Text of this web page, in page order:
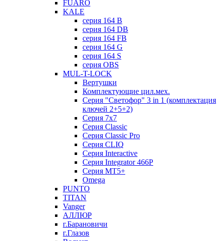
FUARO
KALE
серия 164 B
серия 164 DB
серия 164 FB
серия 164 G
серия 164 S
серия OBS
MUL-T-LOCK
Вертушки
Комплектующие цил.мех.
Серия "Светофор" 3 in 1 (комплектация
ключей 2+5+2)
Серия 7х7
Серия Classic
Серия Classic Pro
Серия CLIQ
Серия Interactive
Серия Integrator 466P
Серия MT5+
Omega
PUNTO
TITAN
Vanger
АЛЛЮР
г.Барановичи
г.Глазов